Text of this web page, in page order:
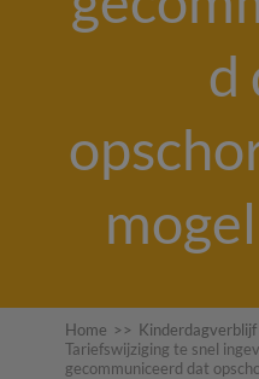
d
Home >> Kinderdagverblijf
Tariefswijziging te snel
gecommuniceerd dat